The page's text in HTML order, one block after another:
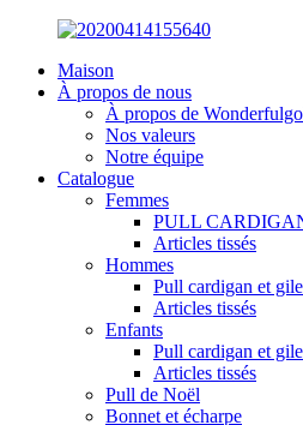
Maison
À propos de nous
À propos de
Nos valeurs
Notre équipe
Catalogue
Femmes
PULL
Articles tissés
Hommes
Pull cardigan et
Articles tissés
Enfants
Pull cardigan et
Articles tissés
Pull de Noël
Bonnet et écharpe